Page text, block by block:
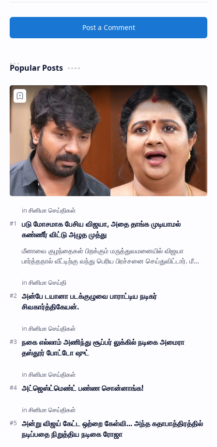
Post a Comment
Popular Posts
படு மோசமாக பேசிய விஜயா, அதை தாங்க முடியாமல்
கண்ணீர் விட்டு அழுத முத்து
மீனாவை குழந்தைகள் பிறக்கும் மருத்துவமனையில் விஜயா
பார்த்ததால் வீட்டிற்கு வந்து பெரிய பிரச்சனை செய்துவிட்டார். மீனா
அன்பே டயானா படக்குழுவை பாராட்டிய நடிகர்
சிவகார்த்திகேயன்.
நகை எல்லாம் அணிந்து சூப்பர் லுக்கில் நடிகை அமைரா
தஸ்தூர் போட்டோ ஷுட்
அட்ஜெஸ்ட்மெண்ட் பண்ண சொன்னாங்க!
அன்று விஜய் கேட்ட ஒற்றை கேள்வி... அந்த கதாபாத்திரத்தில்
நடிப்பதை நிறுத்திய நடிகை ரோஜா